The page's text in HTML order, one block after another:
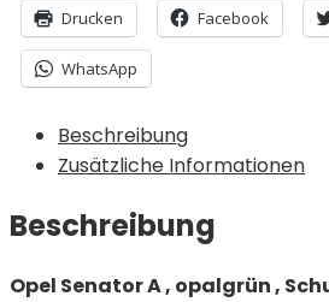
Drucken Facebook
WhatsApp
Beschreibung
Zusätzliche Informationen
Beschreibung
Opel Senator A , opalgrün ,